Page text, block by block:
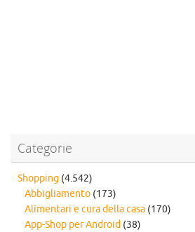
Categorie
Shopping (4.542)
Abbigliamento (173)
Alimentari e cura della casa (170)
App-Shop per Android (38)